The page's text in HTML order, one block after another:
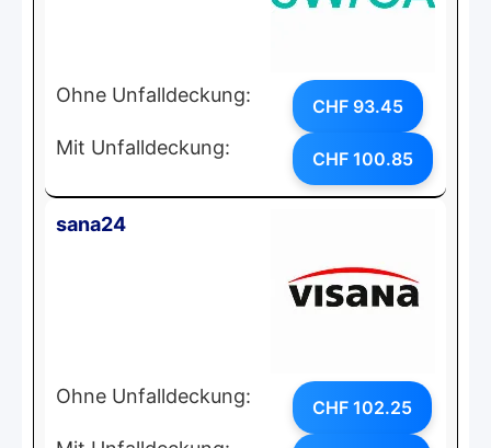
Ohne Unfalldeckung: CHF 93.45
Mit Unfalldeckung: CHF 100.85
sana24
Ohne Unfalldeckung: CHF 102.25